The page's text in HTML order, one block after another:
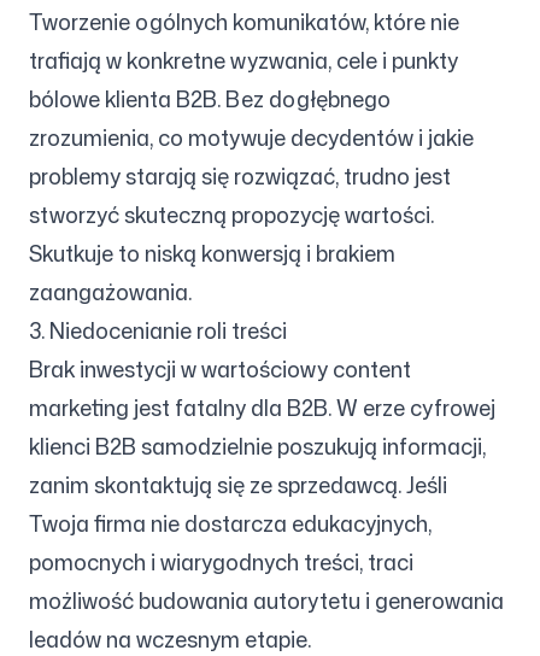
Tworzenie ogólnych komunikatów, które nie
trafiają w konkretne wyzwania, cele i punkty
bólowe klienta B2B. Bez dogłębnego
zrozumienia, co motywuje decydentów i jakie
problemy starają się rozwiązać, trudno jest
stworzyć skuteczną propozycję wartości.
Skutkuje to niską konwersją i brakiem
zaangażowania.
3. Niedocenianie roli treści
Brak inwestycji w wartościowy content
marketing jest fatalny dla B2B. W erze cyfrowej
klienci B2B samodzielnie poszukują informacji,
zanim skontaktują się ze sprzedawcą. Jeśli
Twoja firma nie dostarcza edukacyjnych,
pomocnych i wiarygodnych treści, traci
możliwość budowania autorytetu i generowania
leadów na wczesnym etapie.